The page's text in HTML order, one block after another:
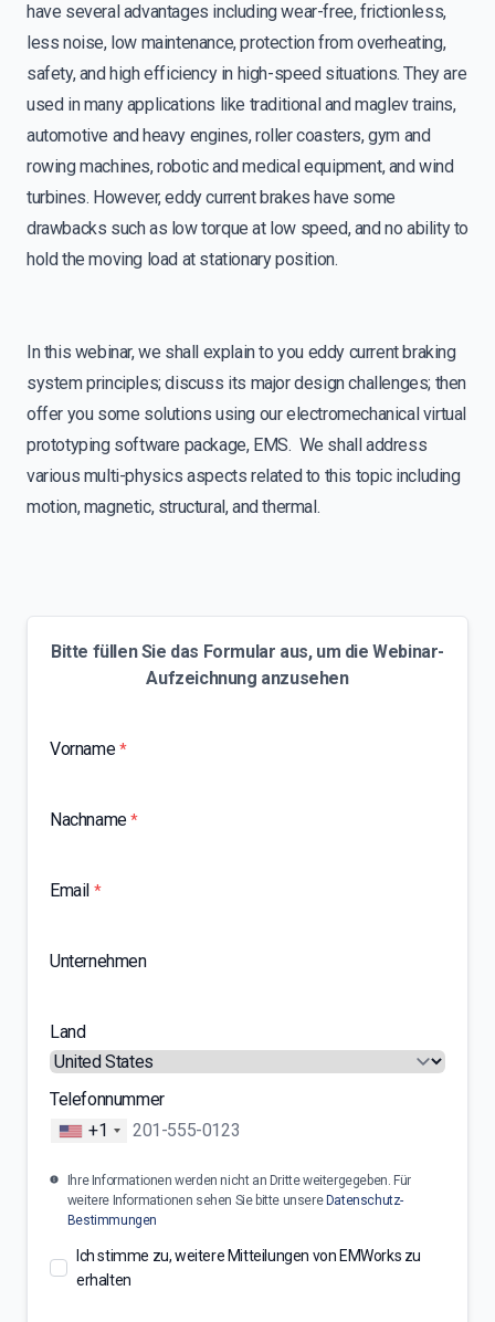
have several advantages including wear-free, frictionless,
less noise, low maintenance, protection from overheating,
safety, and high efficiency in high-speed situations. They are
used in many applications like traditional and maglev trains,
automotive and heavy engines, roller coasters, gym and
rowing machines, robotic and medical equipment, and wind
turbines. However, eddy current brakes have some
drawbacks such as low torque at low speed, and no ability to
hold the moving load at stationary position.
In this webinar, we shall explain to you eddy current braking
system principles; discuss its major design challenges; then
offer you some solutions using our electromechanical virtual
prototyping software package, EMS. We shall address
various multi-physics aspects related to this topic including
motion, magnetic, structural, and thermal.
Bitte füllen Sie das Formular aus, um die Webinar-
Aufzeichnung anzusehen
Vorname*
Nachname*
Email *
Unternehmen
Land
Telefonnummer
+1
Ihre Informationen werden nicht an Dritte weitergegeben. Für
weitere Informationen sehen Sie bitte unsere Datenschutz-
Bestimmungen
Ich stimme zu, weitere Mitteilungen von EMWorks zu
erhalten